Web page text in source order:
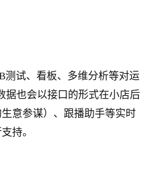
测试、看板、多维分析等对运
据也会以接口的形式在小店后
意参谋）、跟播助手等实时
持。